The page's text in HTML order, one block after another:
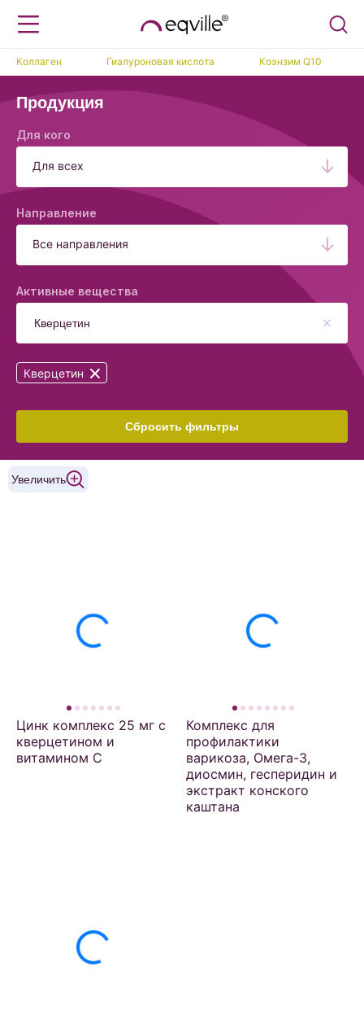
Коллаген Гиалуроновая кислота Коэнзим Q10
Продукция
Для кого
Для всех
Направление
Все направления
Активные вещества
Сбросить фильтры
Кверцетин
Увеличить
Цинк комплекс 25 мг с
кверцетином и
витамином С
Комплекс для
профилактики
варикоза, Омега-3,
диосмин, гесперидин и
экстракт конского
каштана